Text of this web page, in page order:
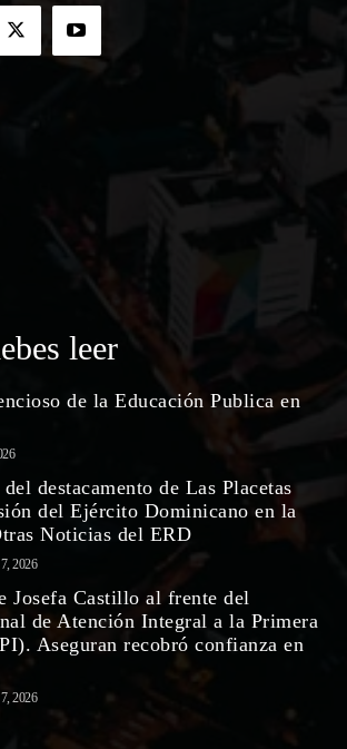
leer
de la Educación Publica en
destacamento de Las Placetas
del Ejército Dominicano en la
Noticias del ERD
2026
Josefa Castillo al frente del
de Atención Integral a la Primera
Aseguran recobró confianza en
2026